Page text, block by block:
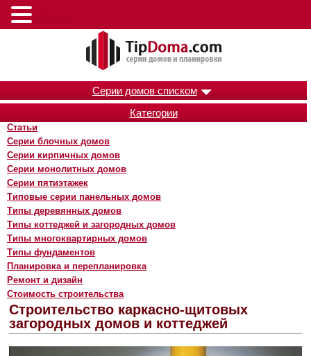
Серии домов списком
Категории
Статьи
Серии блочных домов
Серии кирпичных домов
Серии монолитных домов
Серии пятиэтажек
Типовые серии панельных домов
Типы деревянных домов
Типы коттеджей и загородных домов
Типы многоквартирных домов
Типы фундаментов
Планировка и перепланировка
Ремонт и дизайн
Стоимость строительства
Строительство каркасно-щитовых
загородных домов и коттеджей